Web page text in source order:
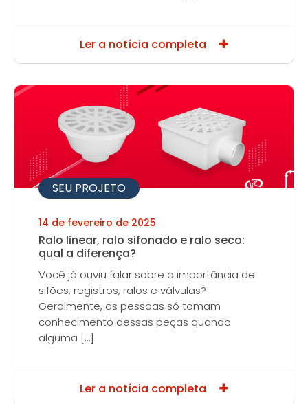
Ler a notícia completa
SEU PROJETO
14 de fevereiro de 2025
Ralo linear, ralo sifonado e ralo seco:
qual a diferença?
Você já ouviu falar sobre a importância de
sifões, registros, ralos e válvulas?
Geralmente, as pessoas só tomam
conhecimento dessas peças quando
alguma […]
Ler a notícia completa